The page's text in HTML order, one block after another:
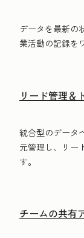
データを最新の
業活動の記録を
リード管理＆
統合型のデータ
元管理し、リー
す。
チームの共有